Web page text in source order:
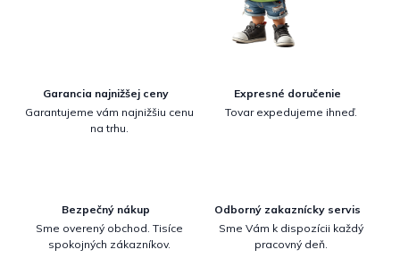
Garancia najnižšej ceny
Garantujeme vám najnižšiu cenu
na trhu.
Expresné doručenie
Tovar expedujeme ihneď.
Bezpečný nákup
Sme overený obchod. Tisíce
spokojných zákazníkov.
Odborný zakaznícky servis
Sme Vám k dispozícii každý
pracovný deň.